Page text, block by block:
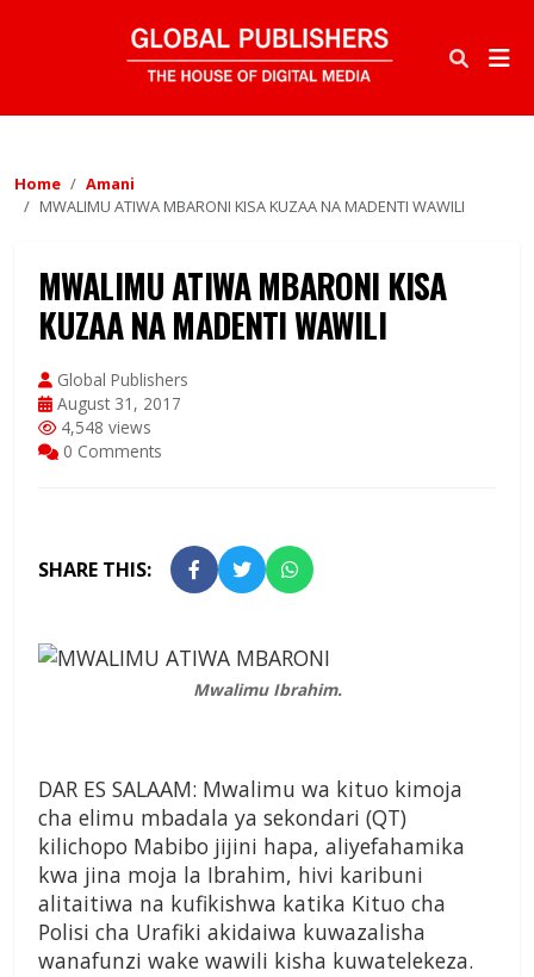
Home
Amani
MWALIMU ATIWA MBARONI KISA KUZAA NA MADENTI WAWILI
MWALIMU ATIWA MBARONI KISA
KUZAA NA MADENTI WAWILI
Global Publishers
August 31, 2017
4,548 views
0 Comments
SHARE THIS:
Mwalimu Ibrahim.
DAR ES SALAAM: Mwalimu wa kituo kimoja
cha elimu mbadala ya sekondari (QT)
kilichopo Mabibo jijini hapa, aliyefahamika
kwa jina moja la Ibrahim, hivi karibuni
alitaitiwa na kufikishwa katika Kituo cha
Polisi cha Urafiki akidaiwa kuwazalisha
wanafunzi wake wawili kisha kuwatelekeza.